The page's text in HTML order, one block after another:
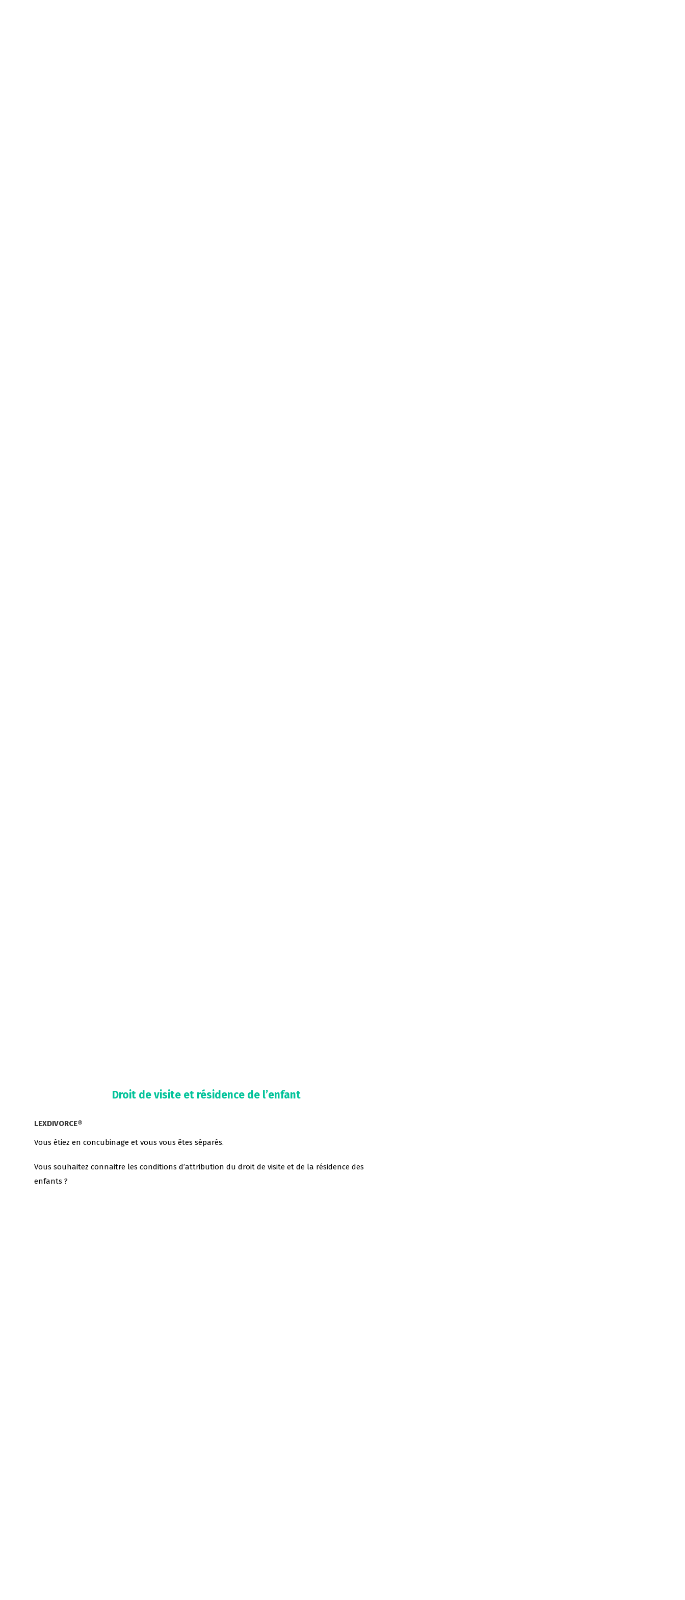
Droit de visite et résidence de l’enfant
LEXDIVORCE®
Vous étiez en concubinage et vous vous êtes séparés.
Vous souhaitez connaitre les conditions d’attribution du droit de visite et de la résidence des
enfants ?